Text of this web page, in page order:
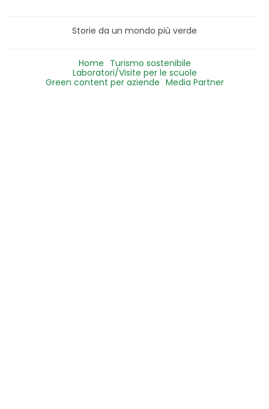
Storie da un mondo più verde
Home Turismo sostenibile
Laboratori/Visite per le scuole
Green content per aziende Media Partner